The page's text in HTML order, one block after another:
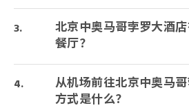
北京中奥马哥孛罗大酒
餐厅？
从机场前往北京中奥马
方式是什么？